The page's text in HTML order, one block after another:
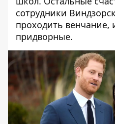
сотрудники
проходить венчание,
придворные.